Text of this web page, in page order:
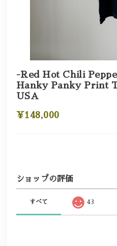
-Red Hot Chili
Hanky Panky Print
USA
¥148,000
ショップの評価
すべて 43